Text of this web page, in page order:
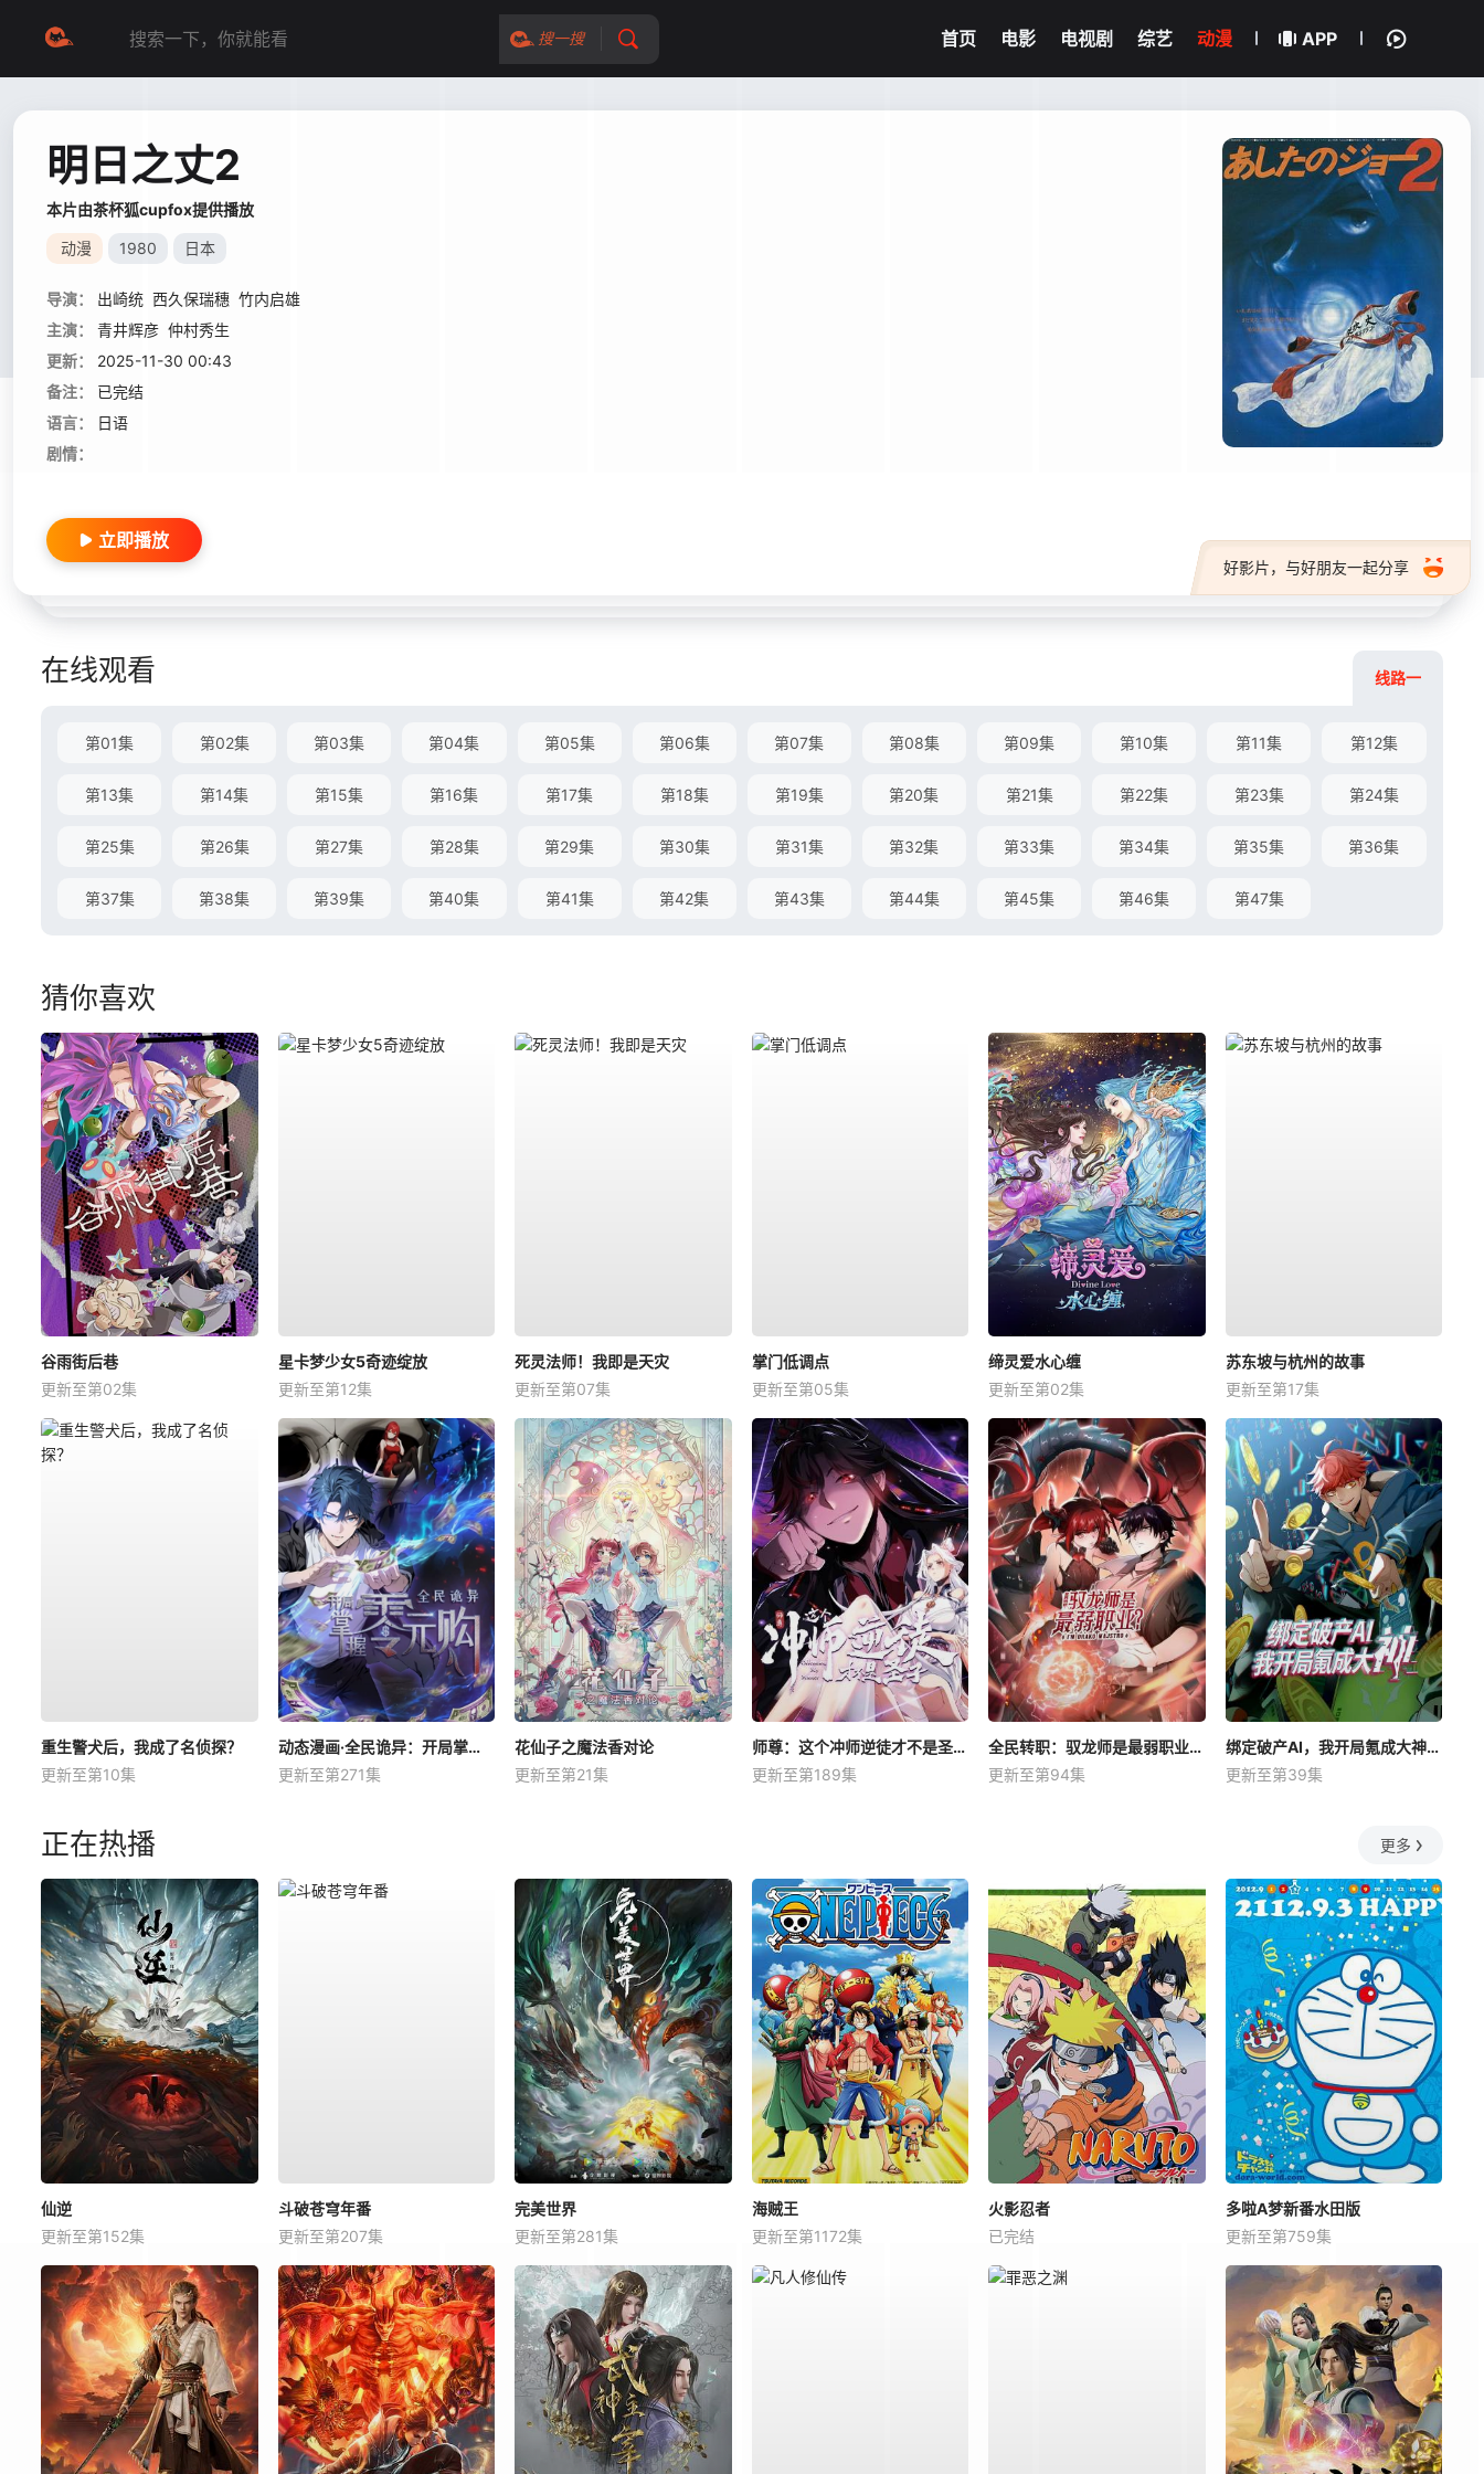
搜一搜 首页 电影 电视剧 综艺 动漫 APP
明日之丈2
本片由茶杯狐cupfox提供播放
动漫 1980 日本
导演： 出崎统 西久保瑞穗 竹内启雄
主演：
青井辉彦 仲村秀生
更新：
2025-11-30 00:43
备注：
已完结
语言：
日语
剧情：
好影片，与好朋友一起分享
立即播放
在线观看 线路一
第01集 第02集 第03集 第04集 第05集 第06集 第07集 第08集 第09集 第10集 第11集 第12集
第13集 第14集 第15集 第16集 第17集 第18集 第19集 第20集 第21集 第22集 第23集 第24集
第25集 第26集 第27集 第28集 第29集 第30集 第31集 第32集 第33集 第34集 第35集 第36集
第37集 第38集 第39集 第40集 第41集 第42集 第43集 第44集 第45集 第46集 第47集
猜你喜欢
谷雨街后巷
更新至第02集
星卡梦少女5奇迹绽放
更新至第12集
死灵法师！我即是天灾
更新至第07集
掌门低调点
更新至第05集
缔灵爱水心缠
更新至第02集
苏东坡与杭州的故事
更新至第17集
重生警犬后，我成了名侦探？
更新至第10集
动态漫画·全民诡异：开局掌握零元购
更新至第271集
花仙子之魔法香对论
更新至第21集
师尊：这个冲师逆徒才不是圣子动态漫
更新至第189集
全民转职：驭龙师是最弱职业？动态漫
更新至第94集
绑定破产AI，我开局氪成大神动态漫
更新至第39集
正在热播 更多
仙逆
更新至第152集
斗破苍穹年番
更新至第207集
完美世界
更新至第281集
海贼王
更新至第1172集
火影忍者
已完结
多啦A梦新番水田版
更新至第759集